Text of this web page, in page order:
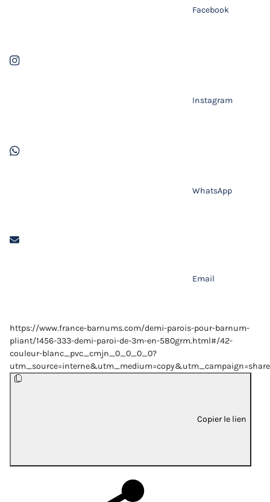
Facebook
Instagram
WhatsApp
Email
https://www.france-barnums.com/demi-parois-pour-barnum-
pliant/1456-333-demi-paroi-de-3m-en-580grm.html#/42-
couleur-blanc_pvc_cmjn_0_0_0_0?
Copier le lien